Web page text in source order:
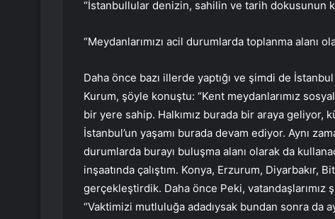
“İstanbullular denizin, sahilin ve tarih dokusunun
“Meydanlarımızı acil durumlarda toplanma alanı
Daha önce bazı illerde yaptığı ve şimdi de
Kurum, şöyle konuştu: “Kent meydanlarımız
bir yere sahip. Halkımız burada bir araya geliyor,
İstanbul’un yaşamı burada devam ediyor. Aynı
durumlarda burayı buluşma alanı olarak da
inşaatında çalıştım. Konya, Erzurum, Diyarbakır,
gerçekleştirdik. Daha önce Peki,
“Vaktimizi mutluluğa adadıysak bundan sonra da